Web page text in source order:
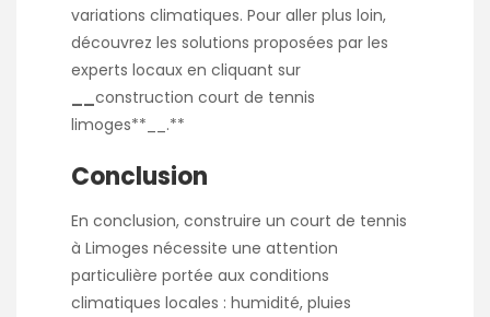
variations climatiques. Pour aller plus loin,
découvrez les solutions proposées par les
experts locaux en cliquant sur
construction court de tennis
limoges**__ .**
Conclusion
En conclusion, construire un court de tennis
à Limoges nécessite une attention
particulière portée aux conditions
climatiques locales : humidité, pluies